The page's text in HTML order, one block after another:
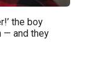
the boy
— and they